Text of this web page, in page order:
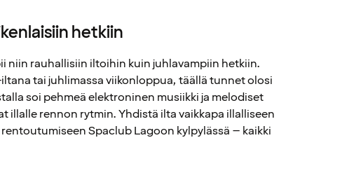
hetkiin
niin rauhallisiin iltoihin kuin juhlavampiin hetkiin.
tai juhlimassa viikonloppua, täällä tunnet olosi
soi pehmeä elektroninen musiikki ja melodiset
illalle rennon rytmin. Yhdistä ilta vaikkapa illalliseen
Spaclub Lagoon kylpylässä – kaikki